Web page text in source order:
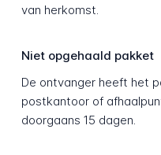
van herkomst.
Niet opgehaald pakket
De ontvanger heeft het
postkantoor of
doorgaans 15 dagen.